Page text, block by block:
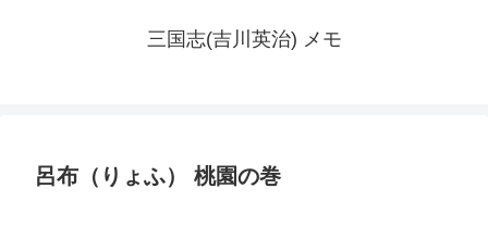
三国志(吉川英治) メモ
呂布（りょふ） 桃園の巻